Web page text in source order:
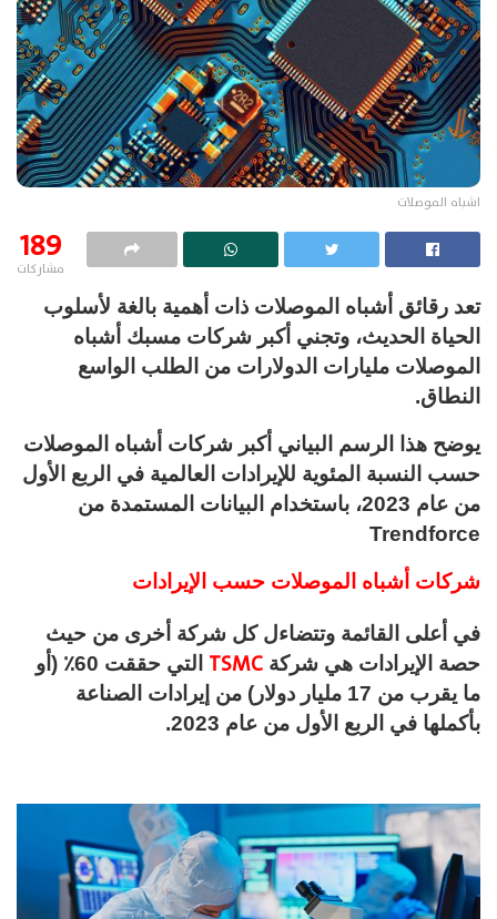
اشباه الموصلات
189
مشاركات
تعد رقائق أشباه الموصلات ذات أهمية بالغة لأسلوب
الحياة الحديث، وتجني أكبر شركات مسبك أشباه
الموصلات مليارات الدولارات من الطلب الواسع
النطاق.
يوضح هذا الرسم البياني أكبر شركات أشباه الموصلات
حسب النسبة المئوية للإيرادات العالمية في الربع الأول
من عام 2023، باستخدام البيانات المستمدة من
Trendforce
شركات أشباه الموصلات حسب الإيرادات
في أعلى القائمة وتتضاءل كل شركة أخرى من حيث
حصة الإيرادات هي شركة
التي حققت 60٪ (أو
ما يقرب من 17 مليار دولار) من إيرادات الصناعة
بأكملها في الربع الأول من عام 2023.